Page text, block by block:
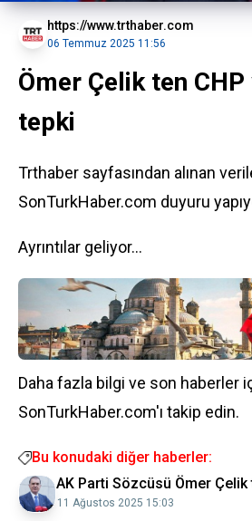
https://www.trthaber.com
06 Temmuz 2025 11:56
Ömer Çelik ten
tepki
Trthaber sayfasından alınan
SonTurkHaber.com duyuru
Ayrıntılar geliyor...
Daha fazla bilgi ve son haberler
SonTurkHaber.com'ı takip edin.
Bu konudaki diğer haberler:
AK Parti Sözcüsü Ömer
11 Ağustos 2025 15:03